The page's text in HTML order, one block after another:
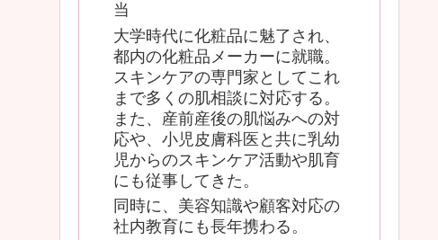
当
大学時代に化粧品に魅了され、
都内の化粧品メーカーに就職。
スキンケアの専門家としてこれ
まで多くの肌相談に対応する。
また、産前産後の肌悩みへの対
応や、小児皮膚科医と共に乳幼
児からのスキンケア活動や肌育
にも従事してきた。
同時に、美容知識や顧客対応の
社内教育にも長年携わる。